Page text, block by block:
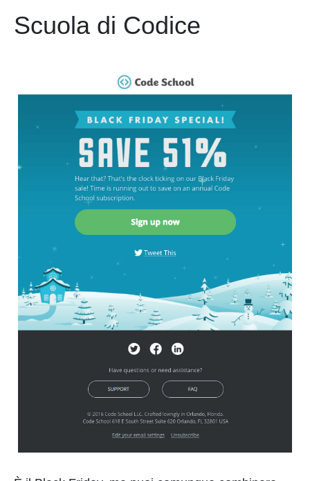
Scuola di Codice